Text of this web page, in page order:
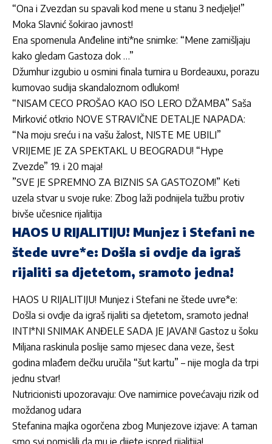
“Ona i Zvezdan su spavali kod mene u stanu 3 nedjelje!”
Moka Slavnić šokirao javnost!
Ena spomenula Anđeline inti*ne snimke: “Mene zamišljaju
kako gledam Gastoza dok …”
Džumhur izgubio u osmini finala turnira u Bordeauxu, porazu
kumovao sudija skandaloznom odlukom!
“NISAM CECO PROŠAO KAO ISO LERO DŽAMBA” Saša
Mirković otkrio NOVE STRAVIČNE DETALJE NAPADA:
“Na moju sreću i na vašu žalost, NISTE ME UBILI”
VRIJEME JE ZA SPEKTAKL U BEOGRADU! “Hype
Zvezde” 19. i 20 maja!
”SVE JE SPREMNO ZA BIZNIS SA GASTOZOM!” Keti
uzela stvar u svoje ruke: Zbog laži podnijela tužbu protiv
bivše učesnice rijalitija
HAOS U RIJALITIJU! Munjez i Stefani ne
štede uvre*e: Došla si ovdje da igraš
rijaliti sa djetetom, sramoto jedna!
HAOS U RIJALITIJU! Munjez i Stefani ne štede uvre*e:
Došla si ovdje da igraš rijaliti sa djetetom, sramoto jedna!
INTI*NI SNIMAK ANĐELE SADA JE JAVAN! Gastoz u šoku
Miljana raskinula poslije samo mjesec dana veze, šest
godina mlađem dečku uručila “šut kartu” – nije mogla da trpi
jednu stvar!
Nutricionisti upozoravaju: Ove namirnice povećavaju rizik od
moždanog udara
Stefanina majka ogorčena zbog Munjezove izjave: A taman